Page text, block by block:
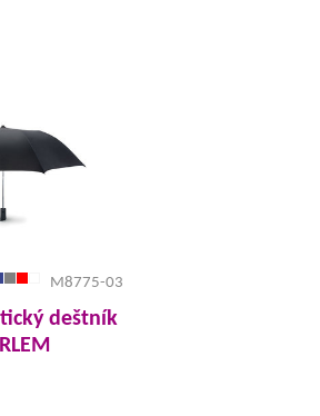
M8775-03
deštník